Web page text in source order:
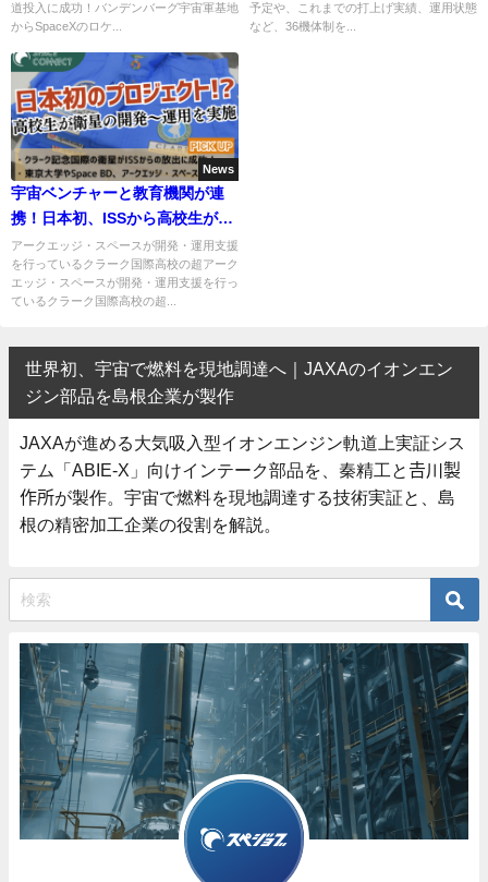
道投入に成功！バンデンバーグ宇宙軍基地
からSpaceXのロケ...
予定や、これまでの打上げ実績、運用状態
など、36機体制を...
News
宇宙ベンチャーと教育機関が連
携！日本初、ISSから高校生が開
発した衛星を放出成功！
アークエッジ・スペースが開発・運用支援
を行っているクラーク国際高校の超アーク
エッジ・スペースが開発・運用支援を行っ
ているクラーク国際高校の超...
世界初、宇宙で燃料を現地調達へ｜JAXAのイオンエン
ジン部品を島根企業が製作
JAXAが進める大気吸入型イオンエンジン軌道上実証シス
テム「ABIE-X」向けインテーク部品を、秦精工と𠮷川製
作所が製作。宇宙で燃料を現地調達する技術実証と、島
根の精密加工企業の役割を解説。